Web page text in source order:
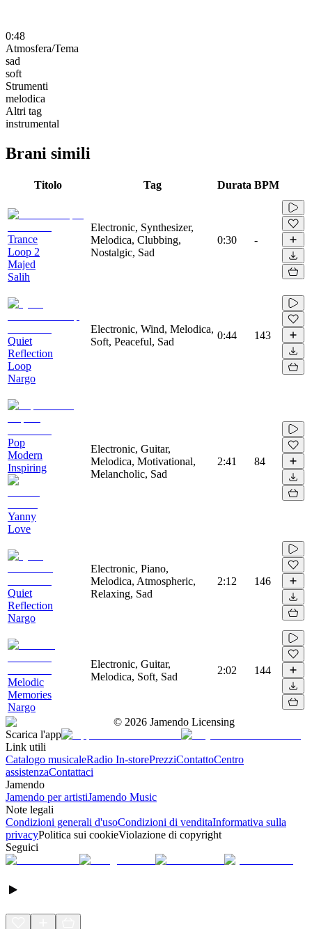
0:48
Atmosfera/Tema
sad
soft
Strumenti
melodica
Altri tag
instrumental
Brani simili
Titolo Tag Durata BPM
Trance
Loop 2
Majed
Salih
Electronic, Synthesizer,
Melodica, Clubbing,
Nostalgic, Sad
0:30 -
Quiet
Reflection
Loop
Nargo
Electronic, Wind, Melodica,
Soft, Peaceful, Sad
0:44 143
Pop
Modern
Inspiring
Yanny
Love
Electronic, Guitar,
Melodica, Motivational,
Melancholic, Sad
2:41 84
Quiet
Reflection
Nargo
Electronic, Piano,
Melodica, Atmospheric,
Relaxing, Sad
2:12 146
Melodic
Memories
Nargo
Electronic, Guitar,
Melodica, Soft, Sad
2:02 144
© 2026 Jamendo Licensing
Scarica l'app
Link utili
Catalogo musicaleRadio In-storePrezziContattoCentro
assistenzaContattaci
Jamendo
Jamendo per artistiJamendo Music
Note legali
Condizioni generali d'usoCondizioni di venditaInformativa sulla
privacyPolitica sui cookieViolazione di copyright
Seguici